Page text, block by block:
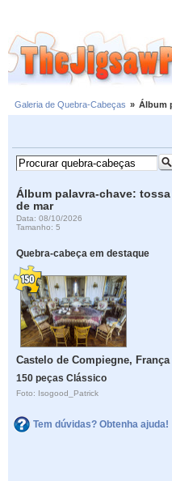
Galeria de Quebra-Cabeças » Álbum
Álbum palavra-chave: tossa
de mar
Data: 08/10/2026
Tamanho: 5
Quebra-cabeça em destaque
Castelo de Compiegne, França
150 peças Clássico
Foto: Isogood_Patrick
Tem dúvidas? Obtenha ajuda!